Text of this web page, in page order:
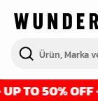
TO 50% OFF -